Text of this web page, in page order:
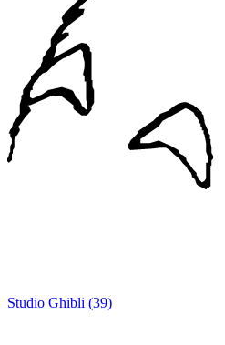
Studio Ghibli (39)